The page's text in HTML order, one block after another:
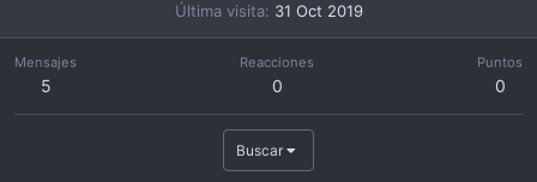
Última visita 31 Oct 2019
Mensajes
5
Reacciones
0
Puntos
0
Buscar